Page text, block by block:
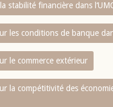
stabilité financière dans
les conditions de banque
le commerce extérieur
la compétitivité des